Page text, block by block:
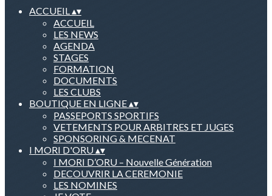
ACCUEIL▴▾
ACCUEIL
LES NEWS
AGENDA
STAGES
FORMATION
DOCUMENTS
LES CLUBS
BOUTIQUE EN LIGNE▴▾
PASSEPORTS SPORTIFS
VETEMENTS POUR ARBITRES ET JUGES
SPONSORING & MECENAT
I MORI D'ORU▴▾
I MORI D’ORU – Nouvelle Génération
DECOUVRIR LA CEREMONIE
LES NOMINES